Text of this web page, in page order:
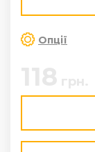
Опції